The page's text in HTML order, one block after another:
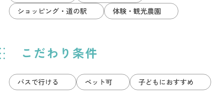
ショッピング・道の駅
体験・観光農園
こだわり条件
バスで行ける ペット可 子どもにおすすめ